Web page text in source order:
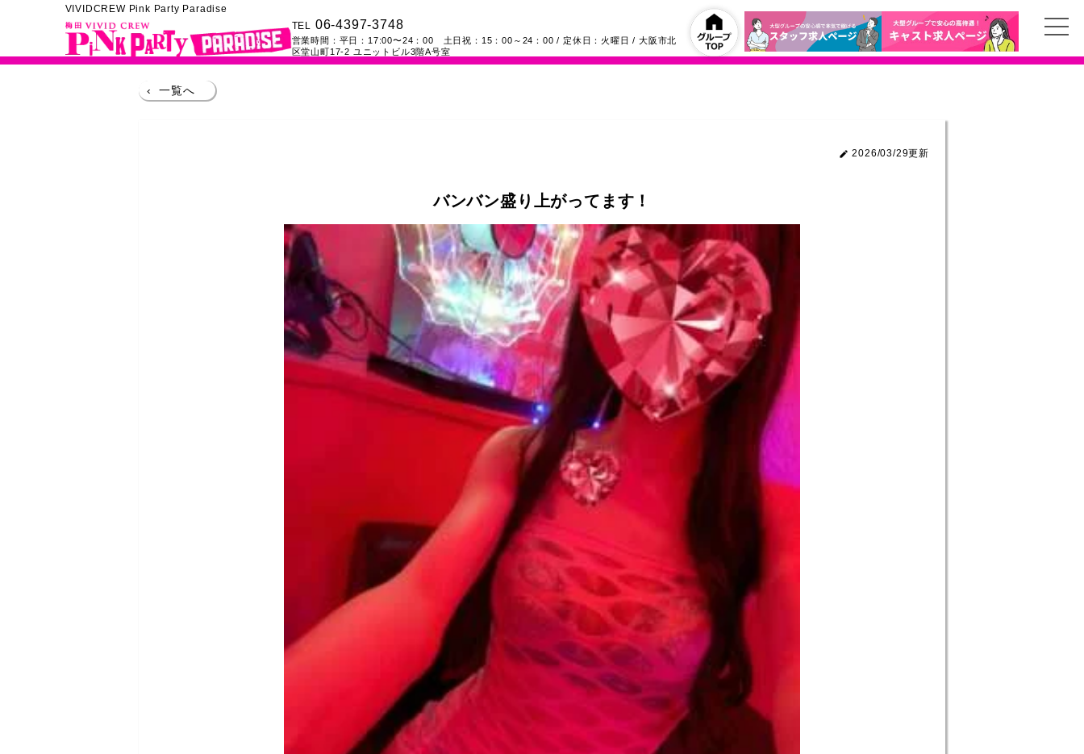
VIVIDCREW Pink Party Paradise
TEL 06-4397-3748
営業時間： 平日：17:00〜24：00 土日祝：15：00～24：00 / 定休日：火曜日 /大阪市北
区堂山町17-2 ユニットビル3階A号室
‹ 一覧へ
2026/03/29更新
バンバン盛り上がってます！